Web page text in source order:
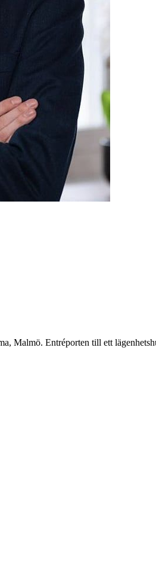
Malmö. Entréporten till ett